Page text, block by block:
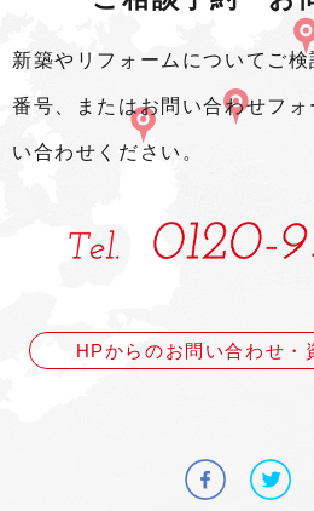
新築やリフォームについてご
番号、またはお問い合わせフ
い合わせください。
HPからのお問い合わせ・